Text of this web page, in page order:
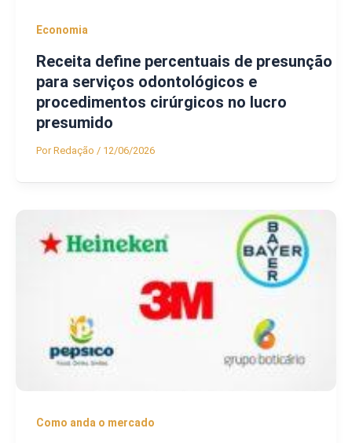
Economia
Receita define percentuais de presunção
para serviços odontológicos e
procedimentos cirúrgicos no lucro
presumido
PorRedação / 12/06/2026
Como anda o mercado